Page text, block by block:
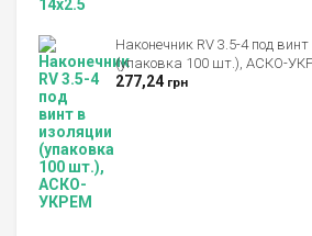
Наконечник RV 3.5-4 под
(упаковка 100 шт.), АСКО-
277,24 грн